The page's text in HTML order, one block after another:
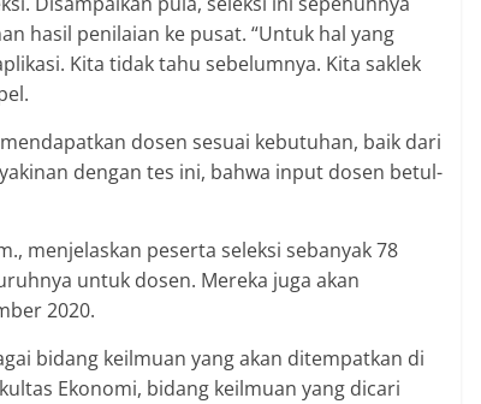
hasil penilaian ke pusat. “Untuk hal yang
Kita tidak tahu sebelumnya. Kita saklek
dosen sesuai kebutuhan, baik dari
dengan tes ini, bahwa input dosen betul-
menjelaskan peserta seleksi sebanyak 78
untuk dosen. Mereka juga akan
2020.
bidang keilmuan yang akan ditempatkan di
Ekonomi, bidang keilmuan yang dicari